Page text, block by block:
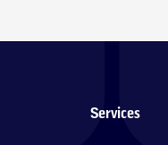
Services